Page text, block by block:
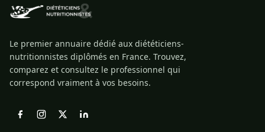
Le premier annuaire dédié aux diététiciens-
nutritionnistes diplômés en France. Trouvez,
comparez et consultez le professionnel qui
correspond vraiment à vos besoins.